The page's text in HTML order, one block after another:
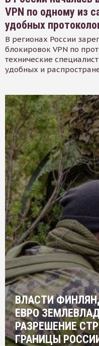
VPN по одному из
удобных
В регионах России
блокировок VPN по
технические
удобных и
ВЛАСТИ
ЕВРО
РАЗРЕШЕНИЕ
ГРАНИЦЫ